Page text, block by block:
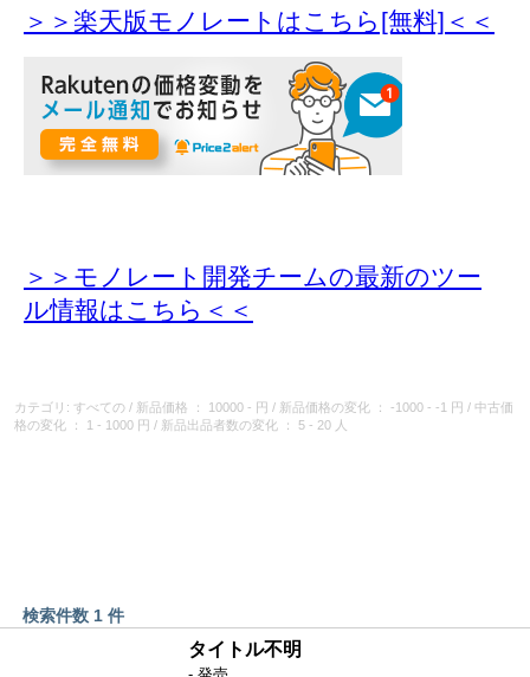
＞＞楽天版モノレートはこちら[無料]＜＜
＞＞モノレート開発チームの最新のツー
ル情報はこちら＜＜
カテゴリ: すべての / 新品価格 ： 10000 - 円 / 新品価格の変化 ： -1000 - -1 円 / 中古価
格の変化
： 1 - 1000 円 / 新品出品者数の変化 ： 5 - 20 人
検索件数 1 件
タイトル不明